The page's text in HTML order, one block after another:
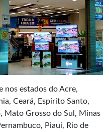
nos estados do Acre,
Ceará, Espírito Santo,
Mato Grosso do Sul, Minas
Piauí, Rio de